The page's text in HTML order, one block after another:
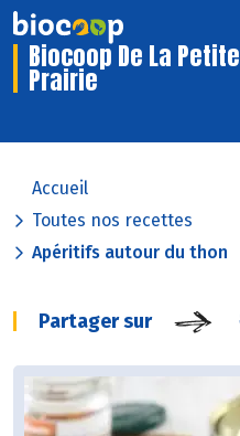
Biocoop De La Petite
Prairie
Accueil
Toutes nos recettes
Apéritifs autour du thon
Partager sur